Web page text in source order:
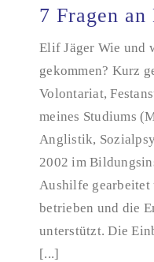
7
7 Fragen
Elif Jäger Wie und
gekommen? Kurz
Volontariat,
meines Studiums
Anglistik,
2002 im
Aushilfe gearbeitet
betrieben und die
unterstützt. Die
[...]